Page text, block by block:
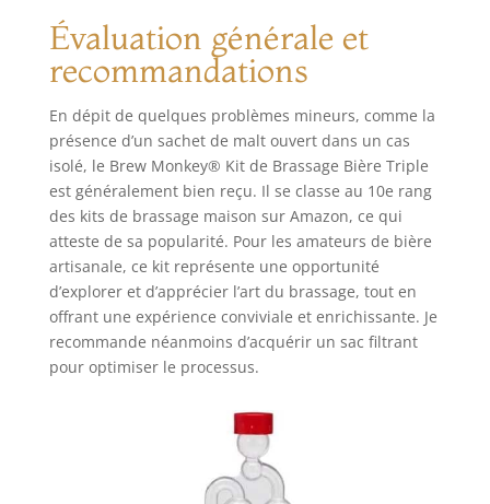
: le kit de brassage
de bière Brew
Monkey contient
fermentation avec
embout de
fermentation et
robinet de
remplissage. Le
seau de
fermentation est
réutilisable
plusieurs fois. Un
paquet
d'ingrédients prêt
à l'emploi
quantité fraîche et
équilibrée de malt,
de houblon et de
Évaluation générale et
recommandations
En dépit de quelques problèmes mineurs, comme la
présence d’un sachet de malt ouvert dans un cas
isolé, le Brew Monkey® Kit de Brassage Bière Triple
est généralement bien reçu. Il se classe au 10e rang
des kits de brassage maison sur Amazon, ce qui
atteste de sa popularité. Pour les amateurs de bière
artisanale, ce kit représente une opportunité
d’explorer et d’apprécier l’art du brassage, tout en
offrant une expérience conviviale et enrichissante. Je
recommande néanmoins d’acquérir un sac filtrant
pour optimiser le processus.